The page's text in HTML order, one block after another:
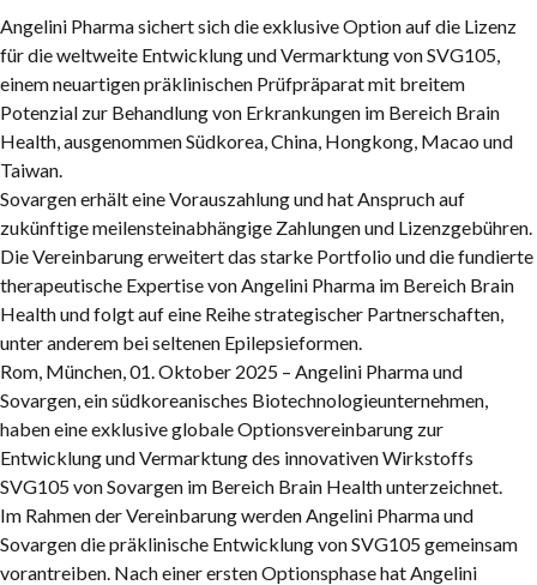
Angelini Pharma sichert sich die exklusive Option auf die Lizenz
für die weltweite Entwicklung und Vermarktung von SVG105,
einem neuartigen präklinischen Prüfpräparat mit breitem
Potenzial zur Behandlung von Erkrankungen im Bereich Brain
Health, ausgenommen Südkorea, China, Hongkong, Macao und
Taiwan.
Sovargen erhält eine Vorauszahlung und hat Anspruch auf
zukünftige meilensteinabhängige Zahlungen und Lizenzgebühren.
Die Vereinbarung erweitert das starke Portfolio und die fundierte
therapeutische Expertise von Angelini Pharma im Bereich Brain
Health und folgt auf eine Reihe strategischer Partnerschaften,
unter anderem bei seltenen Epilepsieformen.
Rom, München, 01. Oktober 2025 – Angelini Pharma und
Sovargen, ein südkoreanisches Biotechnologieunternehmen,
haben eine exklusive globale Optionsvereinbarung zur
Entwicklung und Vermarktung des innovativen Wirkstoffs
SVG105 von Sovargen im Bereich Brain Health unterzeichnet.
Im Rahmen der Vereinbarung werden Angelini Pharma und
Sovargen die präklinische Entwicklung von SVG105 gemeinsam
vorantreiben. Nach einer ersten Optionsphase hat Angelini